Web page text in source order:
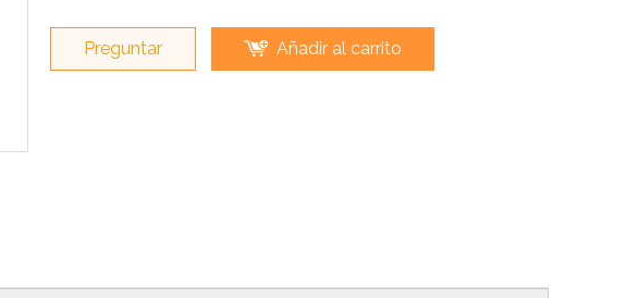
Preguntar Añadir al carrito